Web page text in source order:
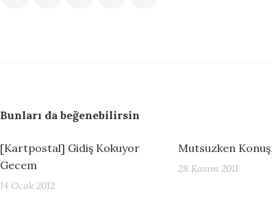
Bunları da beğenebilirsin
[Kartpostal] Gidiş Kokuyor
Gecem
14 Ocak 2012
Mutsuzken
28 Kasım 2011